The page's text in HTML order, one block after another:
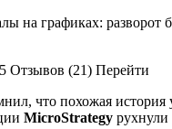
Отзывов (21) Перейти
что похожая история
MicroStrategy рухнули